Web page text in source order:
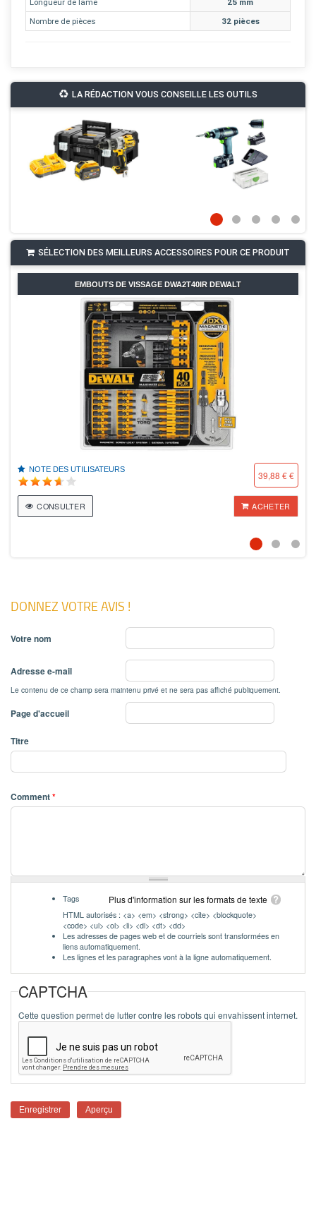
Nombre de pièces
32 pièces
LA RÉDACTION VOUS CONSEILLE LES OUTILS
SÉLECTION DES MEILLEURS ACCESSOIRES POUR CE PRODUIT
EMBOUTS DE VISSAGE DWA2T40IR DEWALT
NOTE DES UTILISATEURS 39,88 € €
CONSULTER ACHETER
DONNEZ VOTRE AVIS !
Votre nom
Adresse e-mail
Le contenu de ce champ sera maintenu privé et ne sera pas affiché publiquement.
Page d'accueil
Titre
Comment*
Plus d'information sur les formats de texte
Tags
HTML autorisés : <a> <em> <strong> <cite> <blockquote>
<code> <ul> <ol> <li> <dl> <dt> <dd>
Les adresses de pages web et de courriels sont transformées en
liens automatiquement.
Les lignes et les paragraphes vont à la ligne automatiquement.
CAPTCHA
Cette question permet de lutter contre les robots qui envahissent internet.